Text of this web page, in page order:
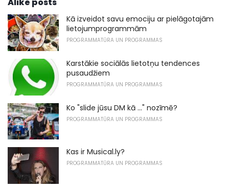
Alike posts
Kā izveidot savu emociju ar pielāgotajām
lietojumprogrammām
PROGRAMMATŪRA UN PROGRAMMAS
Karstākie sociālās lietotņu tendences
pusaudžiem
PROGRAMMATŪRA UN PROGRAMMAS
Ko "slide jūsu DM kā ..." nozīmē?
PROGRAMMATŪRA UN PROGRAMMAS
Kas ir Musical.ly?
PROGRAMMATŪRA UN PROGRAMMAS